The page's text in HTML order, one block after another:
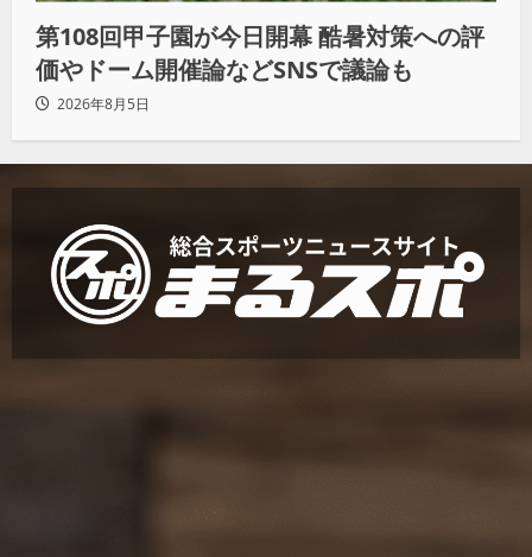
第108回甲子園が今日開幕 酷暑対策への評
価やドーム開催論などSNSで議論も
2026年8月5日